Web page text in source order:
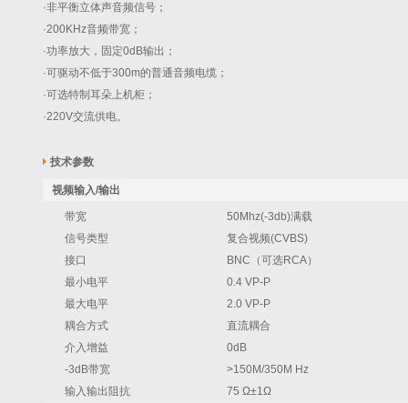
·非平衡立体声音频信号；
·200KHz音频带宽；
·功率放大，固定0dB输出；
·可驱动不低于300m的普通音频电缆；
·可选特制耳朵上机柜；
·220V交流供电。
技术参数
视频输入/输出
带宽
50Mhz(-3db)满载
信号类型
复合视频(CVBS)
接口
BNC（可选RCA）
最小电平
0.4 VP-P
最大电平
2.0 VP-P
耦合方式
直流耦合
介入增益
0dB
-3dB带宽
>150M/350M Hz
输入输出阻抗
75 Ω±1Ω